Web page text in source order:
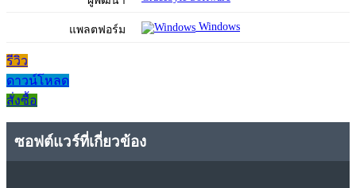
แพลตฟอร์ม Windows
รีวิว
ดาวน์โหลด
สั่งซื้อ
ซอฟต์แวร์ที่เกี่ยวข้อง